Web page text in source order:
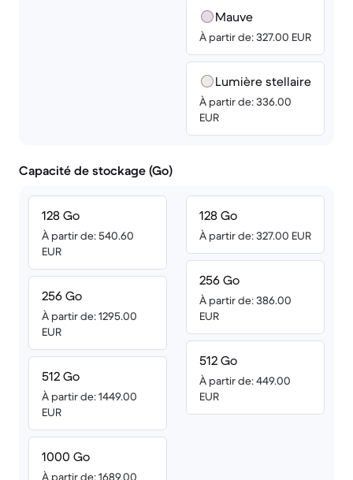
Mauve
À partir de: 327.00 EUR
Lumière stellaire
À partir de: 336.00
EUR
Capacité de stockage (Go)
128 Go
À partir de: 540.60
EUR
256 Go
À partir de: 1295.00
EUR
512 Go
À partir de: 1449.00
EUR
1000 Go
À partir de: 1689.00
128 Go
À partir de: 327.00 EUR
256 Go
À partir de: 386.00
EUR
512 Go
À partir de: 449.00
EUR